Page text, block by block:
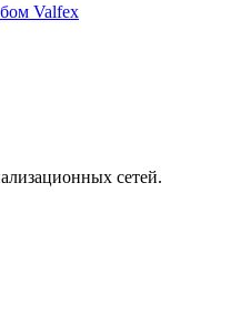
Valfex
сетей.